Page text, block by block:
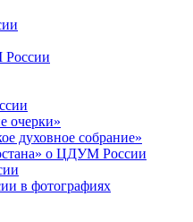
очерки»
духовное собрание»
о ЦДУМ России
в фотографиях